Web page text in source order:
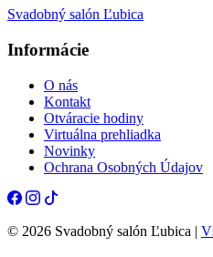
Svadobný salón Ľubica
Informácie
O nás
Kontakt
Otváracie hodiny
Virtuálna prehliadka
Novinky
Ochrana Osobných Údajov
© 2026 Svadobný salón Ľubica |